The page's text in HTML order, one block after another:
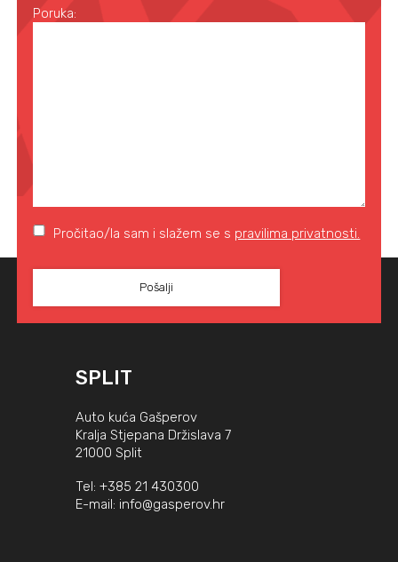
Poruka:
Pročitao/la sam i slažem se s pravilima privatnosti.
SPLIT
Auto kuća Gašperov
Kralja Stjepana Držislava 7
21000 Split
Tel: +385 21 430300
E-mail: info@gasperov.hr